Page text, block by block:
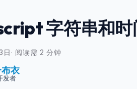
字符串和时
日 · 阅读需 2 分钟
衣
发者